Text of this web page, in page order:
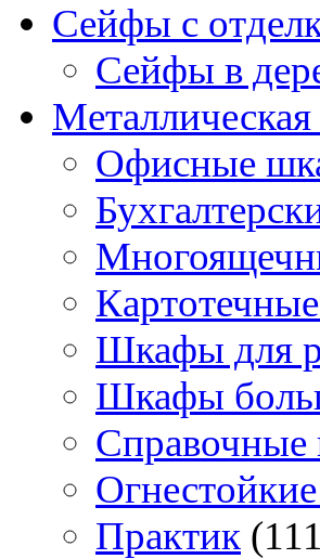
Сейфы с
Сейфы в
Офисные
Шкафы для
Шкафы
Справочные
Практик